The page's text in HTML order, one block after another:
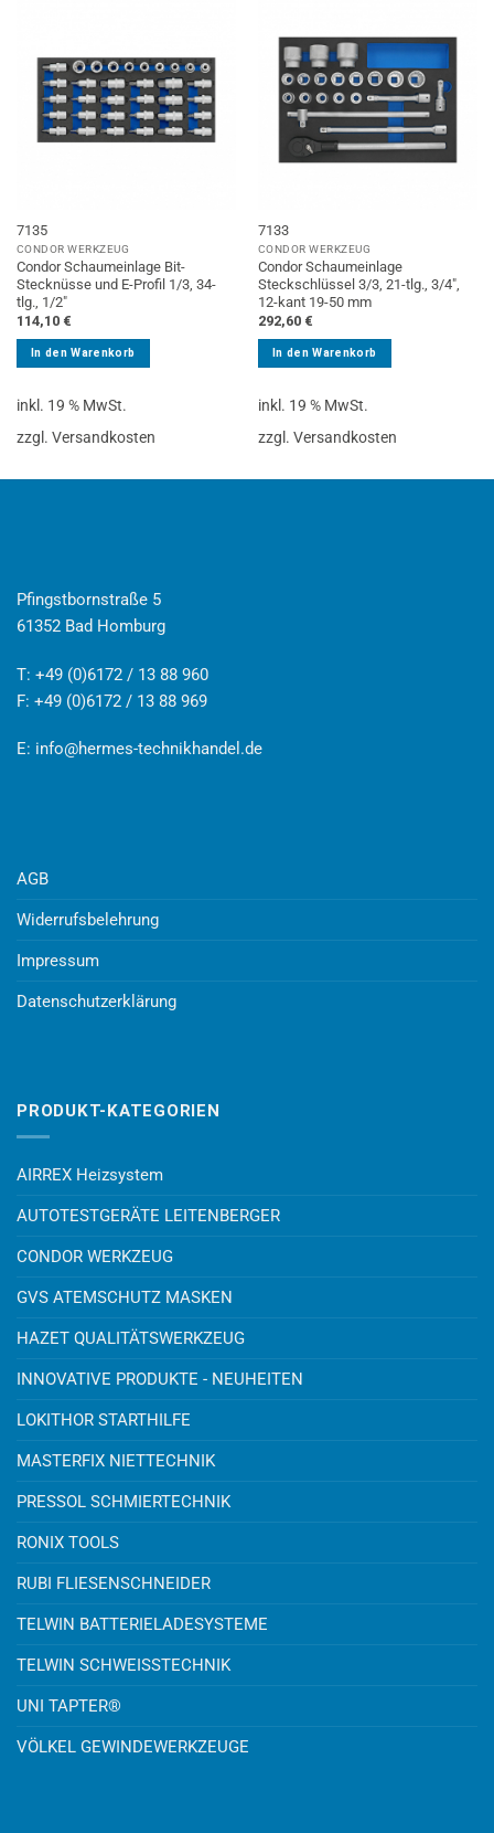
7135
CONDOR WERKZEUG
Condor Schaumeinlage Bit-
Stecknüsse und E-Profil 1/3, 34-
tlg., 1/2″
114,10 €
In den Warenkorb
inkl. 19 % MwSt.
zzgl. Versandkosten
7133
CONDOR WERKZEUG
Condor Schaumeinlage
Steckschlüssel 3/3, 21-tlg., 3/4″,
12-kant 19-50 mm
292,60 €
In den Warenkorb
inkl. 19 % MwSt.
zzgl. Versandkosten
Pfingstbornstraße 5
61352 Bad Homburg
T: +49 (0)6172 / 13 88 960
F: +49 (0)6172 / 13 88 969
E: info@hermes-technikhandel.de
AGB
Widerrufsbelehrung
Impressum
Datenschutzerklärung
PRODUKT-KATEGORIEN
AIRREX Heizsystem
AUTOTESTGERÄTE LEITENBERGER
CONDOR WERKZEUG
GVS ATEMSCHUTZ MASKEN
HAZET QUALITÄTSWERKZEUG
INNOVATIVE PRODUKTE - NEUHEITEN
LOKITHOR STARTHILFE
MASTERFIX NIETTECHNIK
PRESSOL SCHMIERTECHNIK
RONIX TOOLS
RUBI FLIESENSCHNEIDER
TELWIN BATTERIELADESYSTEME
TELWIN SCHWEISSTECHNIK
UNI TAPTER®
VÖLKEL GEWINDEWERKZEUGE